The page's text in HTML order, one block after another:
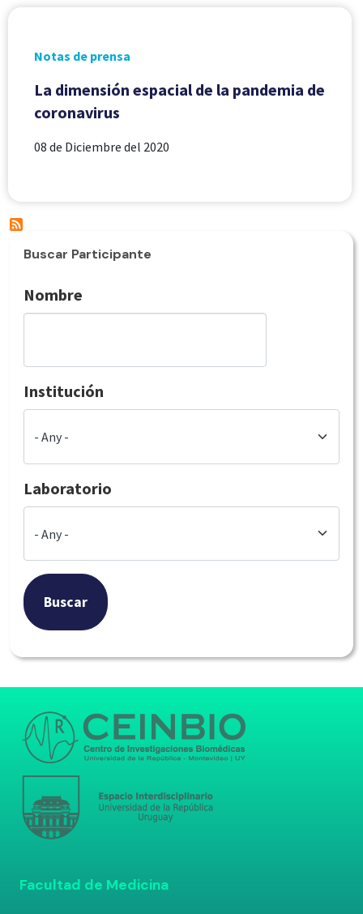
Notas de prensa
La dimensión espacial de la pandemia de
coronavirus
08 de Diciembre del 2020
Buscar Participante
Nombre
Institución
Laboratorio
Buscar
Facultad de Medicina